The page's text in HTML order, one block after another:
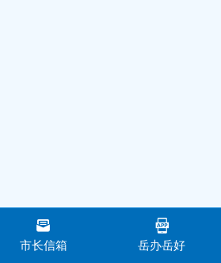
市长信箱 岳办岳好